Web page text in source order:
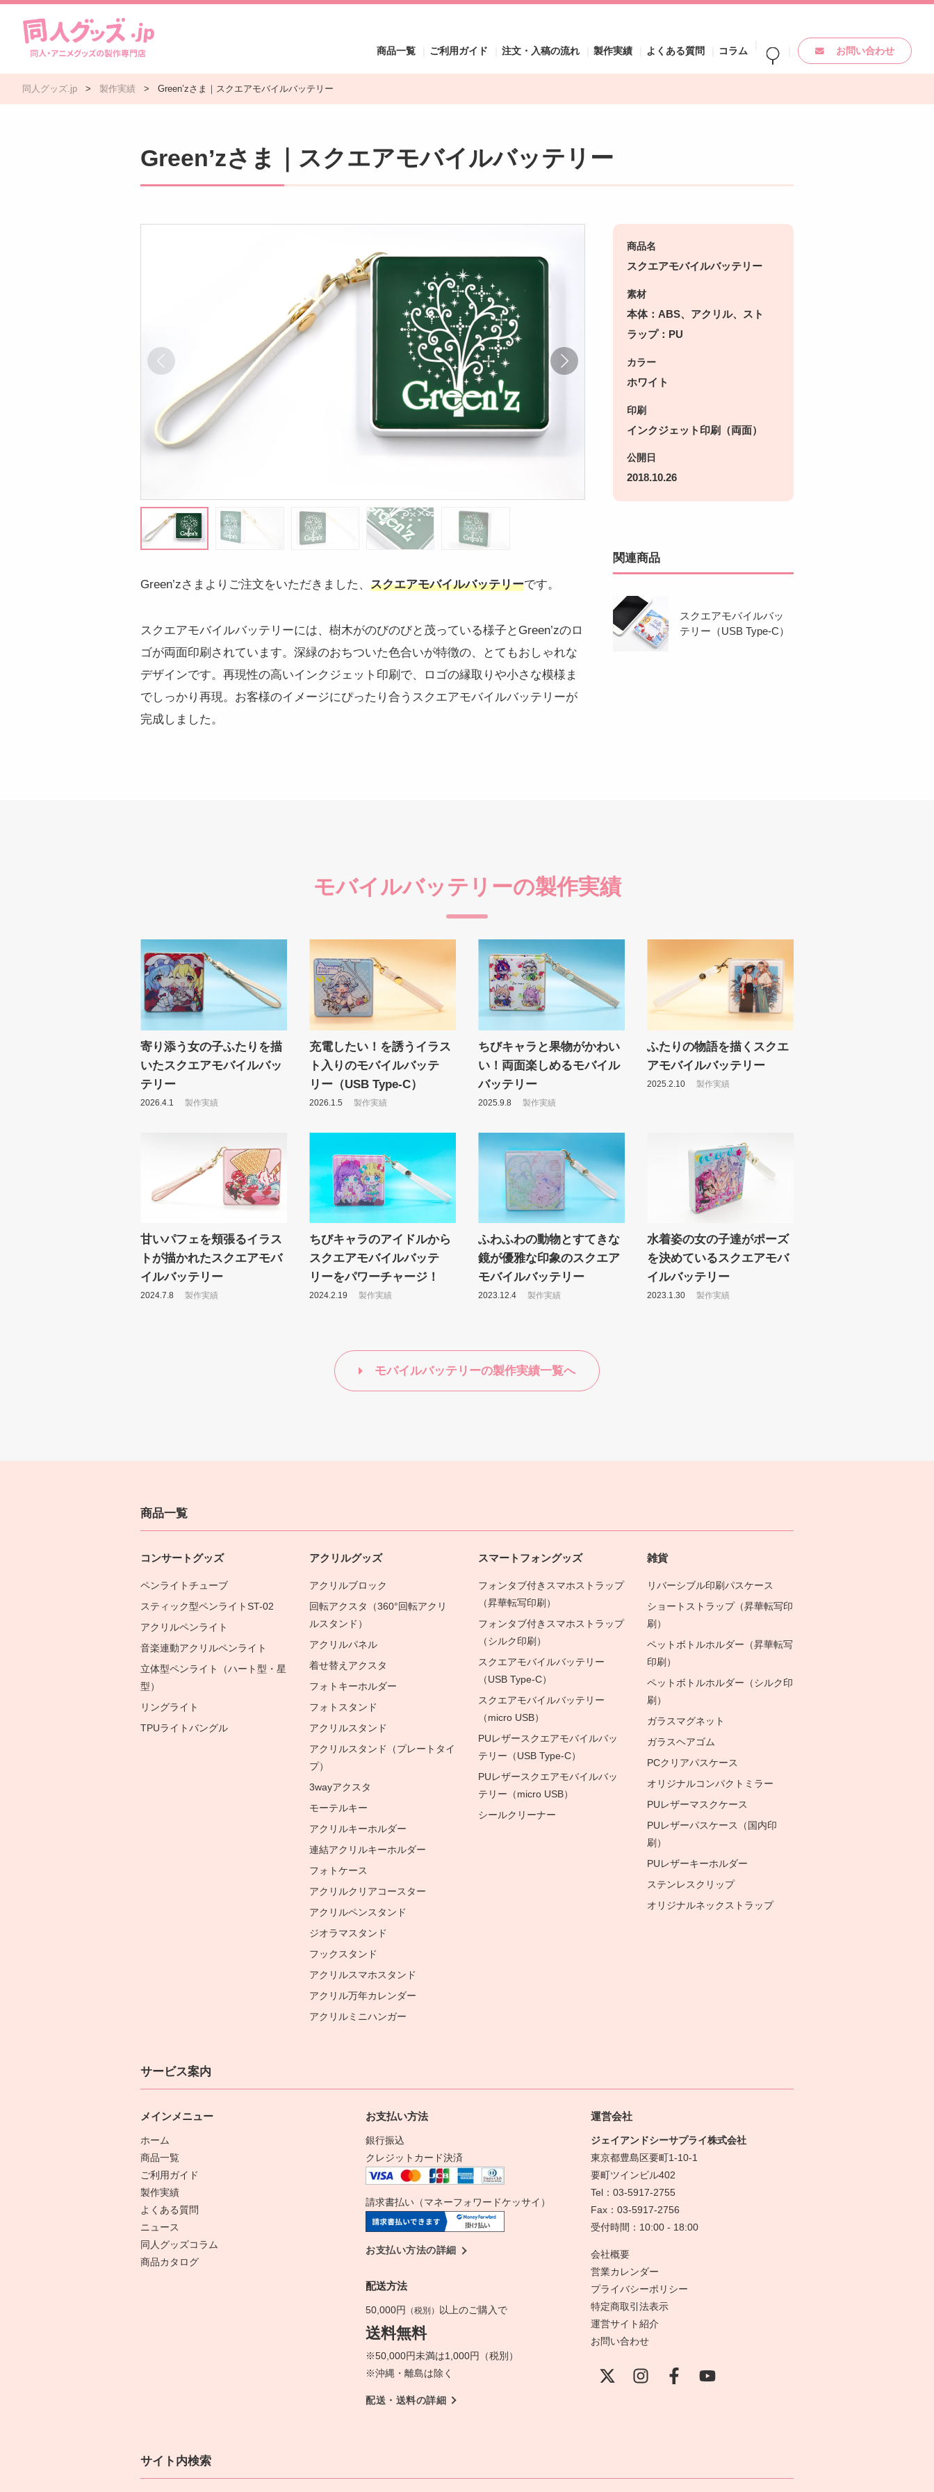
商品一覧 ご利用ガイド 注文・入稿の流れ 製作実績 よくある質問 コラム お問い合わせ
同人グッズ.jp > 製作実績 > Green’zさま｜スクエアモバイルバッテリー
Green’zさま｜スクエアモバイルバッテリー
Green’zさまよりご注文をいただきました、 スクエアモバイルバッテリーです。
スクエアモバイルバッテリーには、樹木がのびのびと茂っている様子とGreen’zのロ
ゴが両面印刷されています。深緑のおちついた色合いが特徴の、とてもおしゃれな
デザインです。再現性の高いインクジェット印刷で、ロゴの縁取りや小さな模様ま
でしっかり再現。お客様のイメージにぴったり合うスクエアモバイルバッテリーが
完成しました。
商品名
スクエアモバイルバッテリー
素材
本体：ABS、アクリル、スト
ラップ：PU
カラー
ホワイト
印刷
インクジェット印刷（両面）
公開日
2018.10.26
関連商品
スクエアモバイルバッ
テリー（USB Type-C）
モバイルバッテリーの製作実績
寄り添う女の子ふたりを描
いたスクエアモバイルバッ
テリー
2026.4.1 製作実績
充電したい！を誘うイラス
ト入りのモバイルバッテ
リー（USB Type-C）
2026.1.5 製作実績
ちびキャラと果物がかわい
い！両面楽しめるモバイル
バッテリー
2025.9.8 製作実績
ふたりの物語を描くスクエ
アモバイルバッテリー
2025.2.10 製作実績
甘いパフェを頬張るイラス
トが描かれたスクエアモバ
イルバッテリー
2024.7.8 製作実績
ちびキャラのアイドルから
スクエアモバイルバッテ
リーをパワーチャージ！
2024.2.19 製作実績
ふわふわの動物とすてきな
鏡が優雅な印象のスクエア
モバイルバッテリー
2023.12.4 製作実績
水着姿の女の子達がポーズ
を決めているスクエアモバ
イルバッテリー
2023.1.30 製作実績
モバイルバッテリーの製作実績一覧へ
商品一覧
コンサートグッズ
ペンライトチューブ
スティック型ペンライトST-02
アクリルペンライト
音楽連動アクリルペンライト
立体型ペンライト（ハート型・星
型）
リングライト
TPUライトバングル
アクリルグッズ
アクリルブロック
回転アクスタ（360°回転アクリ
ルスタンド）
アクリルパネル
着せ替えアクスタ
フォトキーホルダー
フォトスタンド
アクリルスタンド
アクリルスタンド（プレートタイ
プ）
3wayアクスタ
モーテルキー
アクリルキーホルダー
連結アクリルキーホルダー
フォトケース
アクリルクリアコースター
アクリルペンスタンド
ジオラマスタンド
フックスタンド
アクリルスマホスタンド
アクリル万年カレンダー
アクリルミニハンガー
スマートフォングッズ
フォンタブ付きスマホストラップ
（昇華転写印刷）
フォンタブ付きスマホストラップ
（シルク印刷）
スクエアモバイルバッテリー
（USB Type-C）
スクエアモバイルバッテリー
（micro USB）
PUレザースクエアモバイルバッ
テリー（USB Type-C）
PUレザースクエアモバイルバッ
テリー（micro USB）
シールクリーナー
雑貨
リバーシブル印刷パスケース
ショートストラップ（昇華転写印
刷）
ペットボトルホルダー（昇華転写
印刷）
ペットボトルホルダー（シルク印
刷）
ガラスマグネット
ガラスヘアゴム
PCクリアパスケース
オリジナルコンパクトミラー
PUレザーマスクケース
PUレザーパスケース（国内印
刷）
PUレザーキーホルダー
ステンレスクリップ
オリジナルネックストラップ
サービス案内
メインメニュー
ホーム
商品一覧
ご利用ガイド
製作実績
よくある質問
ニュース
同人グッズコラム
商品カタログ
お支払い方法
銀行振込
クレジットカード決済
請求書払い（マネーフォワードケッサイ）
お支払い方法の詳細
配送方法
50,000円 （税別） 以上のご購入で
送料無料
※50,000円未満は1,000円（税別）
※沖縄・離島は除く
配送・送料の詳細
運営会社
ジェイアンドシーサプライ株式会社
東京都豊島区要町1-10-1
要町ツインビル402
Tel：03-5917-2755
Fax：03-5917-2756
受付時間：10:00 - 18:00
会社概要
営業カレンダー
プライバシーポリシー
特定商取引法表示
運営サイト紹介
お問い合わせ
サイト内検索